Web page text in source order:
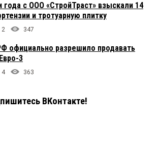
года с ООО «СтройТраст» взыскали 14
и тротуарную плитку
2 347
официально разрешило продавать
3
4 363
ВКонтакте!